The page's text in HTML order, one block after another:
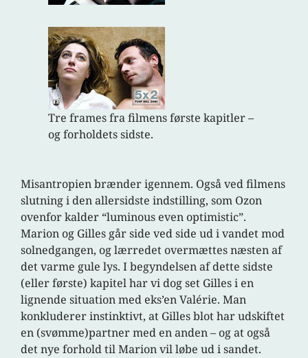
Tre frames fra filmens første kapitler –
og forholdets sidste.
Misantropien brænder igennem. Også ved filmens
slutning i den allersidste indstilling, som Ozon
ovenfor kalder “luminous even optimistic”.
Marion og Gilles går side ved side ud i vandet mod
solnedgangen, og lærredet overmættes næsten af
det varme gule lys. I begyndelsen af dette sidste
(eller første) kapitel har vi dog set Gilles i en
lignende situation med eks’en Valérie. Man
konkluderer instinktivt, at Gilles blot har udskiftet
en (svømme)partner med en anden – og at også
det nye forhold til Marion vil løbe ud i sandet.